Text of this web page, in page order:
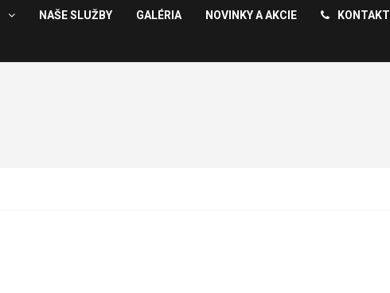
NAŠE SLUŽBY GALÉRIA NOVINKY A AKCIE KONTAKT